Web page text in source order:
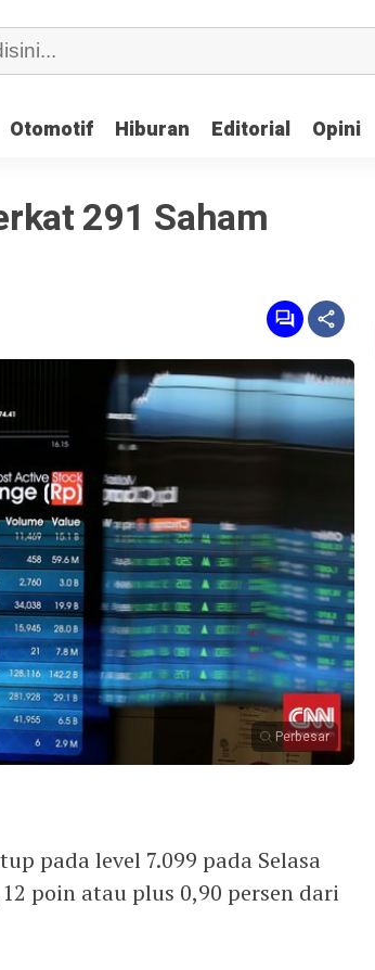
Otomotif Hiburan Editorial Opini
Otomotif Hiburan Editorial Opini
291 Saham
Perbesar
pada level 7.099 pada Selasa
poin atau plus 0,90 persen dari